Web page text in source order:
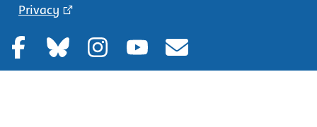
Privacy